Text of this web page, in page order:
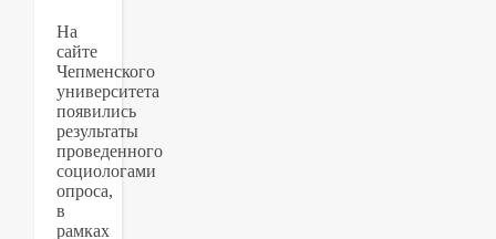
На
сайте
Чепменского
университета
появились
результаты
проведенного
социологами
опроса,
в
рамках